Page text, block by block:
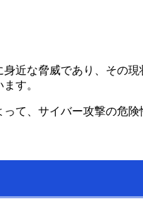
近な脅威であり、その
す。
て、サイバー攻撃の危